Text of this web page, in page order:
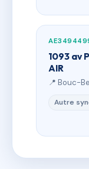
1093 av
AIR
📍 Bouc-
Autre